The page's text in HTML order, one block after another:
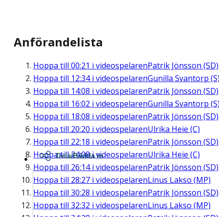
Anförandelista
Hoppa till 00:21 i videospelarenPatrik Jönsson (SD)
Hoppa till 12:34i videospelarenGunilla Svantorp
Hoppa till 14:08 i videospelarenPatrik Jönsson (SD)
Hoppa till 16:02 i videospelarenGunilla Svantorp
Hoppa till 18:08 i videospelarenPatrik Jönsson (SD)
Hoppa till 20:20 i videospelarenUlrika Heie (C)
Hoppa till 22:18 i videospelarenPatrik Jönsson (SD)
Hoppa till24:08i videospelarenUlrika Heie (C)
Hoppa till 26:14i videospelarenPatrik Jönsson (SD)
Hoppa till 28:27 i videospelarenLinus Lakso (MP)
Hoppa till 30:28 i videospelarenPatrik Jönsson (SD)
Hoppa till 32:32 i videospelarenLinus Lakso (MP)
Dela/Bädda in